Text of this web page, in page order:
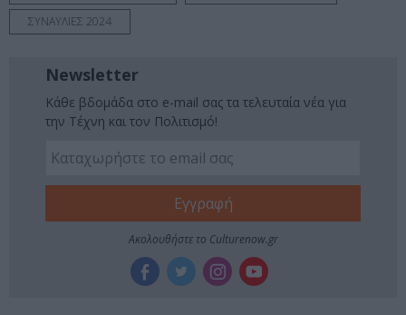
ΣΥΝΑΥΛΙΕΣ 2024
Newsletter
Κάθε βδομάδα στο e-mail σας τα τελευταία νέα για
την Τέχνη και τον Πολιτισμό!
Ακολουθήστε το Culturenow.gr